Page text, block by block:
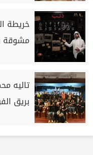
خريطة
مشوقة
تاليه
بريق